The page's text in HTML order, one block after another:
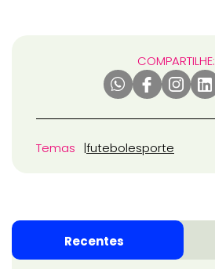
COMPARTILHE:
Temas futebolesporte
Recentes